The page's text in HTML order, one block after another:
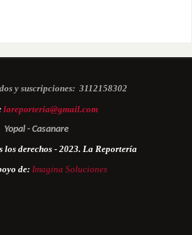
y suscripciones: 3112158302
lareporteria@gmail.com
Yopal - Casanare
los derechos - 2023. La Reportería
de: Imagina Soluciones